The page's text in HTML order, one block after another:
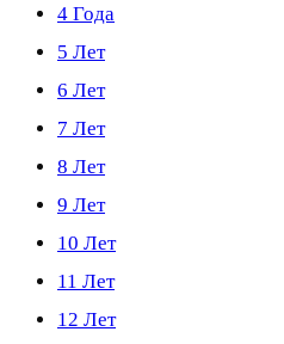
4 Года
5 Лет
6 Лет
7 Лет
8 Лет
9 Лет
10 Лет
11 Лет
12 Лет